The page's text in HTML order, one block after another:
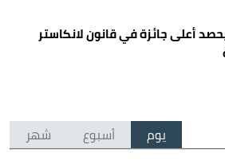
أعلى جائزة في قانون لانكاستر
يوم أسبوع شهر